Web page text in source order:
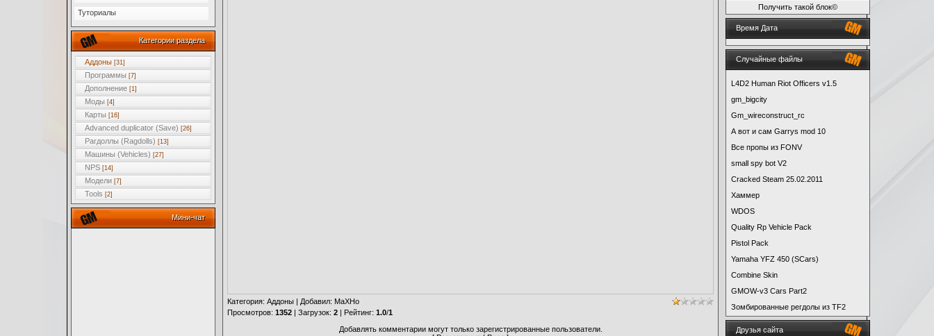
Туториалы
Категории раздела
Аддоны [31]
Программы [7]
Дополнение [1]
Моды [4]
Карты [16]
Advanced duplicator (Save) [26]
Рагдоллы (Ragdolls) [13]
Машины (Vehicles) [27]
NPS [14]
Модели [7]
Tools [2]
Мини-чат
Категория: Аддоны | Добавил: МаХНо
Просмотров: 1352 | Загрузок: 2 | Рейтинг: 1.0/1
Добавлять комментарии могут только зарегистрированные пользователи.
Получить такой блок©
Время Дата
Случайные файлы
L4D2 Human Riot Officers v1.5
gm_bigcity
Gm_wireconstruct_rc
А вот и сам Garrys mod 10
Все пропы из FONV
small spy bot V2
Cracked Steam 25.02.2011
Хаммер
WDOS
Quality Rp Vehicle Pack
Pistol Pack
Yamaha YFZ 450 (SCars)
Combine Skin
GMOW-v3 Cars Part2
Зомбированные регдолы из TF2
Друзья сайта